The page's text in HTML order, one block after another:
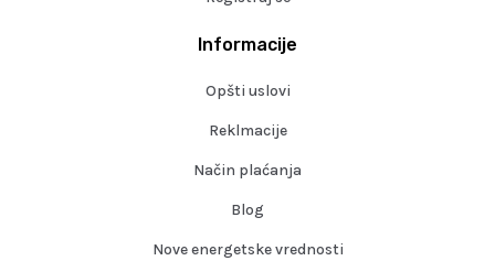
Informacije
Opšti uslovi
Reklmacije
Način plaćanja
Blog
Nove energetske vrednosti